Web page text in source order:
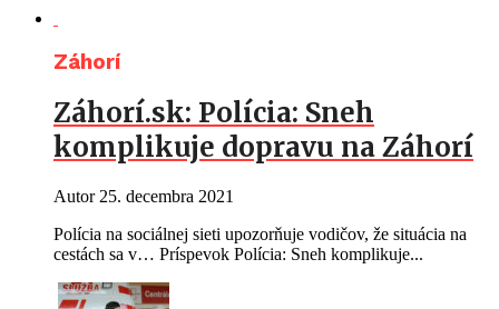
Záhorí
Záhorí.sk: Polícia: Sneh
komplikuje dopravu na Záhorí
Autor 25. decembra 2021
Polícia na sociálnej sieti upozorňuje vodičov, že situácia na
cestách sa v… Príspevok Polícia: Sneh komplikuje...